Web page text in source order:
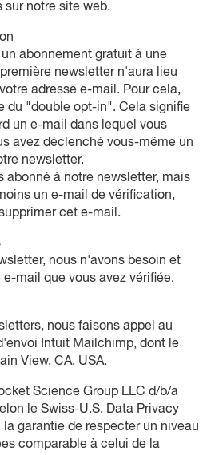
sur notre site web.
abonnement gratuit à une
newsletter n'aura lieu
adresse e-mail. Pour cela,
du "double opt-in". Cela signifie
un e-mail dans lequel vous
avez déclenché vous-même un
newsletter.
abonné à notre newsletter, mais
un e-mail de vérification,
cet e-mail.
nous n'avons besoin et
mail que vous avez vérifiée.
nous faisons appel au
Intuit Mailchimp, dont le
View, CA, USA.
Science Group LLC d/b/a
le Swiss-U.S. Data Privacy
garantie de respecter un niveau
comparable à celui de la